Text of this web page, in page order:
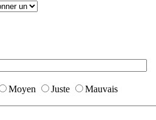
Moyen Juste
Mauvais